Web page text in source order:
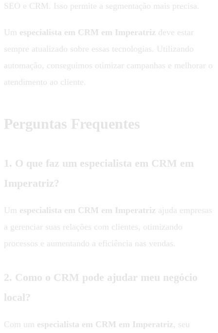
SEO e CRM. Isso permite a segmentação mais precisa.
Um especialista em CRM em Imperatriz deve estar
sempre atualizado sobre essas tecnologias. Utilizando
automação, conseguimos otimizar campanhas e melhorar o
atendimento ao cliente.
Perguntas Frequentes
1. O que faz um especialista em CRM em
Imperatriz?
Um especialista em CRM em Imperatriz ajuda empresas
a gerenciar suas relações com clientes, otimizando
processos e aumentando a eficiência nas vendas.
2. Como o CRM pode ajudar meu negócio
local?
Com um especialista em CRM em Imperatriz, seu